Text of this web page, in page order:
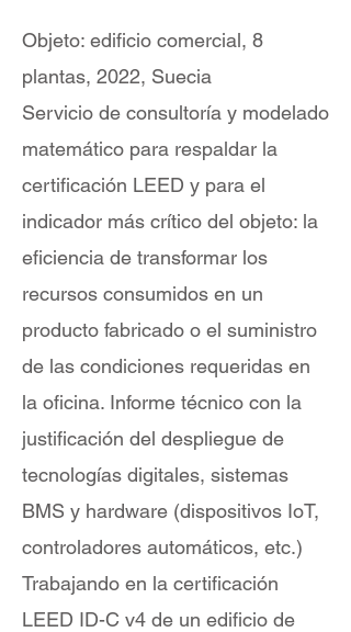
Objeto: edificio comercial, 8
plantas, 2022, Suecia
Servicio de consultoría y modelado
matemático para respaldar la
certificación LEED y para el
indicador más crítico del objeto: la
eficiencia de transformar los
recursos consumidos en un
producto fabricado o el suministro
de las condiciones requeridas en
la oficina. Informe técnico con la
justificación del despliegue de
tecnologías digitales, sistemas
BMS y hardware (dispositivos IoT,
controladores automáticos, etc.)
Trabajando en la certificación
LEED ID-C v4 de un edificio de